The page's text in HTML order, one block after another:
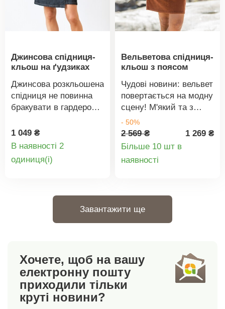
пральній машині.
Джинсова спідниця-
кльош на ґудзиках
Джинсова розкльошена
спідниця не повинна
бракувати в гардеробі
на ґудзики спереду.
Крій розкльошений.
Приталена талія.
Контрастна строчка.
Стандарт 100 згідно з
Oeko-Tex. Цей знак
лабораторні
випробування на
широкий спектр
шкідливих речовин, і
виріб є безпечним
1 049 ₴
В наявності 2
oдиниця(і)
Вельветова спідниця-
кльош з поясом
Чудові новини: вельвет
повертається на модну
сцену! М'який та з
оптичним ефектом, ми
представляємо його
вам на спідниці,
х. Злегка
пряжкою. 2 великі
шлевки спереду та
ззаду. Застібка-
Можна прати в
пральній машині.
- 50%
2 569 ₴
1 269 ₴
Більше 10 шт в
наявності
Завантажити ще
Хочете, щоб на вашу
електронну пошту
приходили тільки
круті новини?